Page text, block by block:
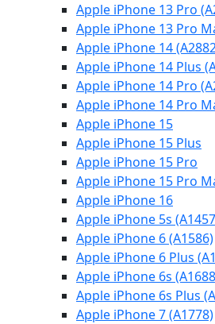
Apple iPhone 13 Pro
Apple iPhone 13 Pro
Apple iPhone 14
Apple iPhone 14 Plus
Apple iPhone 14 Pro
Apple iPhone 14 Pro
Apple iPhone 15
Apple iPhone 15 Plus
Apple iPhone 15 Pro
Apple iPhone 15 Pro
Apple iPhone 16
Apple iPhone 5s
Apple iPhone 6 (A1586)
Apple iPhone 6 Plus
Apple iPhone 6s
Apple iPhone 6s Plus
Apple iPhone 7 (A1778)